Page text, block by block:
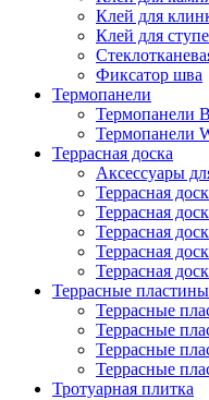
Клей для
Клей для
Фиксатор шва
Термопанели
Термопанели
Термопанели
Террасная доска
Аксессуары
Террасная
Террасная
Террасная
Террасная
Террасная
Террасные пластины
Террасные
Террасные
Террасные
Террасные
Тротуарная плитка